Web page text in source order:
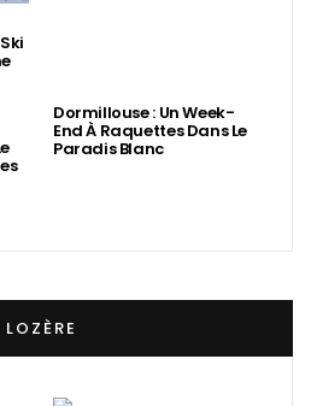
Dormillouse : Un Week-
End À Raquettes Dans Le
Paradis Blanc
LOZÈRE